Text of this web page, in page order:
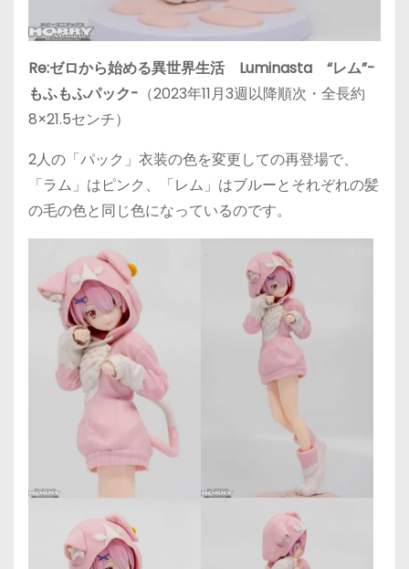
Re:ゼロから始める異世界生活 Luminasta “レム”-
もふもふパック- （2023年11月3週以降順次・全長約
8×21.5センチ）
2人の「パック」衣装の色を変更しての再登場で、
「ラム」はピンク、「レム」はブルーとそれぞれの髪
の毛の色と同じ色になっているのです。